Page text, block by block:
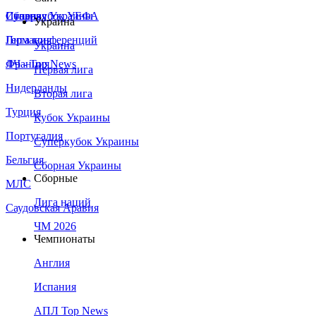
Сборная Украины
Италия
Германия
Франция
Нидерланды
Турция
Португалия
Бельгия
МЛС
Саудовская Аравия
Суперкубок УЕФА
Лига конференций
ЛЧ - Top News
Украина
Украина
Первая лига
Вторая лига
Кубок Украины
Суперкубок Украины
Сборная Украины
Сборные
Лига наций
ЧМ 2026
Чемпионаты
Англия
Испания
АПЛ Top News